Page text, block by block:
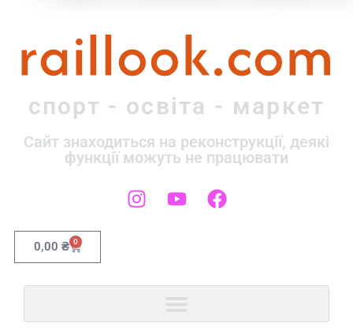
raillook.com
спорт - освіта - маркет
Сайт знаходиться на реконструкції, деякі
функції можуть не працювати
0,00 ₴ 0